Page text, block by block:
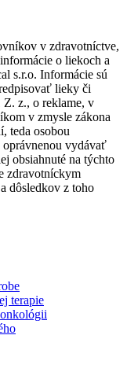
katalóg B.
portfóliom.​
starostlivosť
Viac
stredísk.
Vyhľadajte náš
nás.
v zdravotníctve,
o liekoch a
s.r.o. Informácie sú
lieky či
z., o reklame, v
v zmysle zákona
teda osobou
vydávať
obsiahnuté na týchto
zdravotníckym
dôsledkov z toho
terapie